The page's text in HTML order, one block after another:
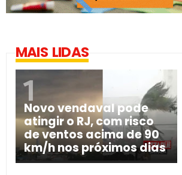
MAIS LIDAS
Novo vendaval pode
atingir o RJ, com risco
de ventos acima de 90
km/h nos próximos dias